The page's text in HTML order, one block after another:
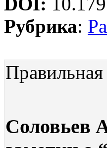
Рубрика:
Соловьев